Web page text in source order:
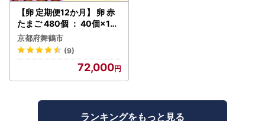
【卵 定期便12か月】 卵 赤
たまご 480個 ： 40個×12
回 【配送不可地域：北海道
、沖縄、離島】
京都府舞鶴市
(9)
72,000
ランキングをもっと見る